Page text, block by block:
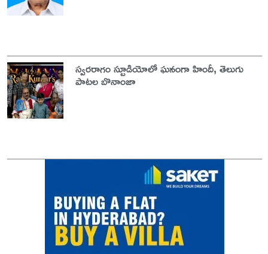
స్వరరాగం స్టూడియోలో ఘనంగా హిందీ, తెలుగు
పాటల బొనాంజా